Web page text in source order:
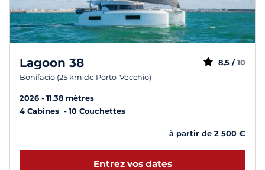
Lagoon 38
Bonifacio (25 km de Porto-Vecchio)
8,5 / 10
2026
11.38 mètres
4 Cabines
10 Couchettes
à partir de 2 500 €
Entrez vos dates